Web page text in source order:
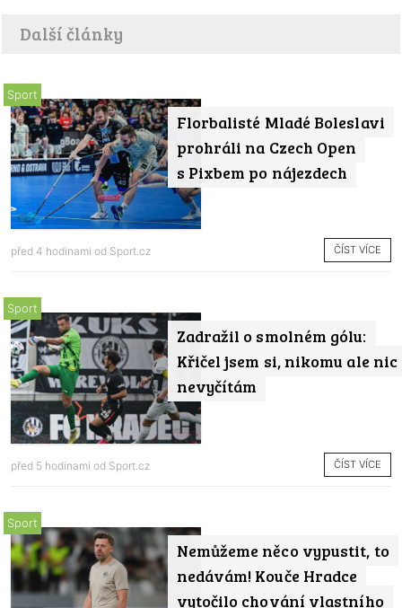
Další články
Florbalisté Mladé Boleslavi
prohráli na Czech Open
s Pixbem po nájezdech
Sport
před 4 hodinami od Sport.cz ČÍST VÍCE
Zadražil o smolném gólu:
Křičel jsem si, nikomu ale nic
nevyčítám
Sport
před 5 hodinami od Sport.cz ČÍST VÍCE
Nemůžeme něco vypustit, to
nedávám! Kouče Hradce
vytočilo chování vlastního
Sport